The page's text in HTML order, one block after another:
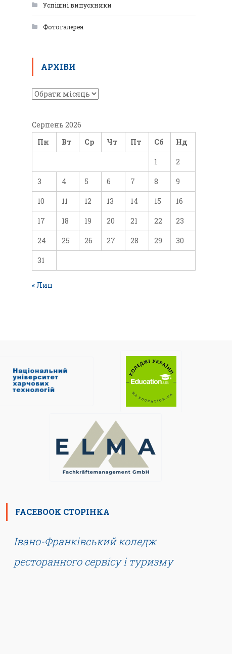
Успішні випускники
Фотогалерея
АРХІВИ
Серпень 2026
Пн
Вт Ср Чт Пт Сб Нд
1 2
3 4 5 6 7 8 9
10 11 12 13 14 15 16
17 18 19 20 21 22 23
24 25 26 27 28 29 30
31
« Лип
FACEBOOK СТОРІНКА
Івано-Франківський коледж
ресторанного сервісу і туризму